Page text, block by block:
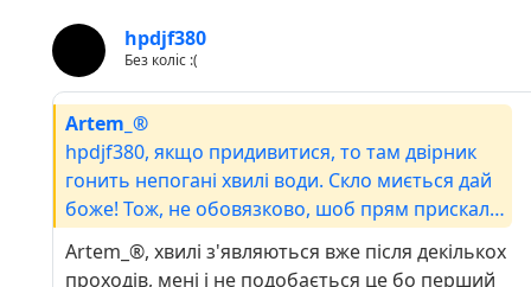
hpdjf380
Без коліс :(
Artem_®
hpdjf380, якщо придивитися, то там двірник
гонить непогані хвилі води. Скло миється дай
боже! Тож, не обовязково, шоб прям прискало
по всьому привсьому склу. ☝️
Artem_®, хвилі з'являються вже після декількох
проходів, мені і не подобається це бо перший